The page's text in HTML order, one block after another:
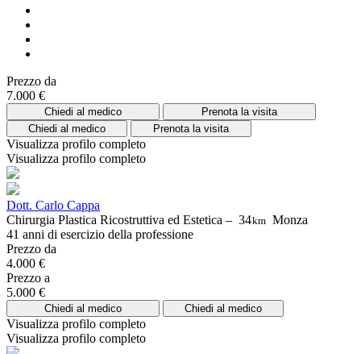
Prezzo da
7.000 €
Chiedi al medico
Prenota la visita
Chiedi al medico
Prenota la visita
Visualizza profilo completo
Visualizza profilo completo
Dott. Carlo Cappa
Chirurgia Plastica Ricostruttiva ed Estetica – 34km Monza
41 anni di esercizio della professione
Prezzo da
4.000 €
Prezzo a
5.000 €
Chiedi al medico Chiedi al medico
Visualizza profilo completo
Visualizza profilo completo